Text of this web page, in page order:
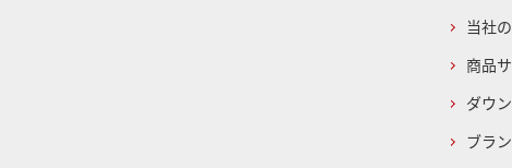
当社
商品
ダウ
ブラ